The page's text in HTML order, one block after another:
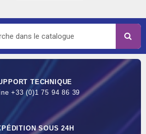
TECHNIQUE
+33 (0)1 75 94 86 39
SOUS 24H